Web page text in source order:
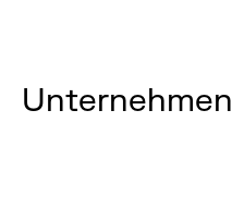
Unternehmen